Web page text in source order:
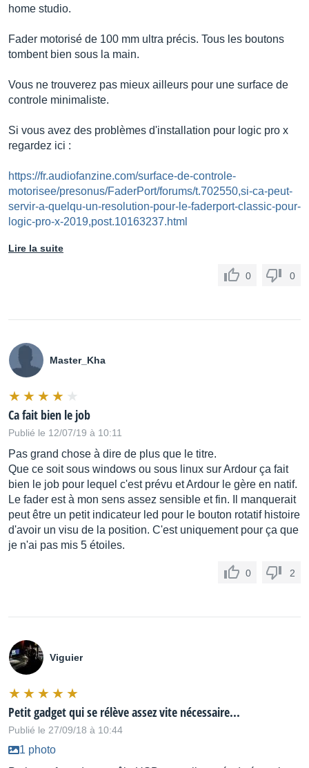
home studio.
Fader motorisé de 100 mm ultra précis. Tous les boutons
tombent bien sous la main.
Vous ne trouverez pas mieux ailleurs pour une surface de
controle minimaliste.
Si vous avez des problèmes d'installation pour logic pro x
regardez ici :
https://fr.audiofanzine.com/surface-de-controle-
motorisee/presonus/FaderPort/forums/t.702550,si-ca-peut-
servir-a-quelqu-un-resolution-pour-le-faderport-classic-pour-
logic-pro-x-2019,post.10163237.html
Lire la suite
0 0
Master_Kha
Ca fait bien le job
Publié le 12/07/19 à 10:11
Pas grand chose à dire de plus que le titre.
Que ce soit sous windows ou sous linux sur Ardour ça fait
bien le job pour lequel c'est prévu et Ardour le gère en natif.
Le fader est à mon sens assez sensible et fin. Il manquerait
peut être un petit indicateur led pour le bouton rotatif histoire
d'avoir un visu de la position. C'est uniquement pour ça que
je n'ai pas mis 5 étoiles.
0 2
Viguier
Petit gadget qui se rélève assez vite nécessaire...
Publié le 27/09/18 à 10:44
1 photo